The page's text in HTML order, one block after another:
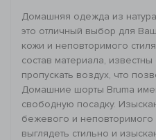
Домашняя одежда из
это отличный выбор для
кожи и неповторимого
состав материала,
пропускать воздух, что
Домашние шорты Bruma
свободную посадку.
бежевого и неповторимого
выглядеть стильно и